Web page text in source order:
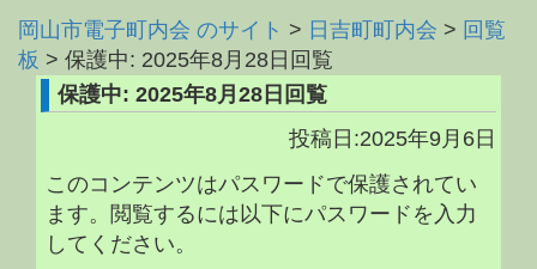
岡山市電子町内会 のサイト > 日吉町町内会 > 回覧
板 > 保護中: 2025年8月28日回覧
保護中: 2025年8月28日回覧
投稿日:2025年9月6日
このコンテンツはパスワードで保護されてい
ます。閲覧するには以下にパスワードを入力
してください。